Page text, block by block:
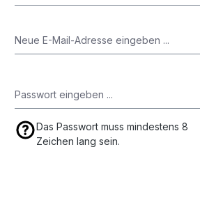
Das Passwort muss mindestens 8
Zeichen lang sein.